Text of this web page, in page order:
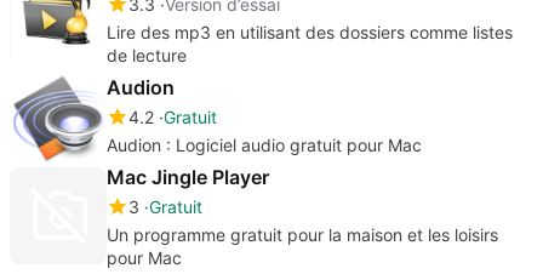
Lire des mp3 en utilisant des dossiers comme listes
de lecture
Audion
4.2 Gratuit
Audion : Logiciel audio gratuit pour Mac
Mac Jingle Player
3 Gratuit
Un programme gratuit pour la maison et les loisirs
pour Mac